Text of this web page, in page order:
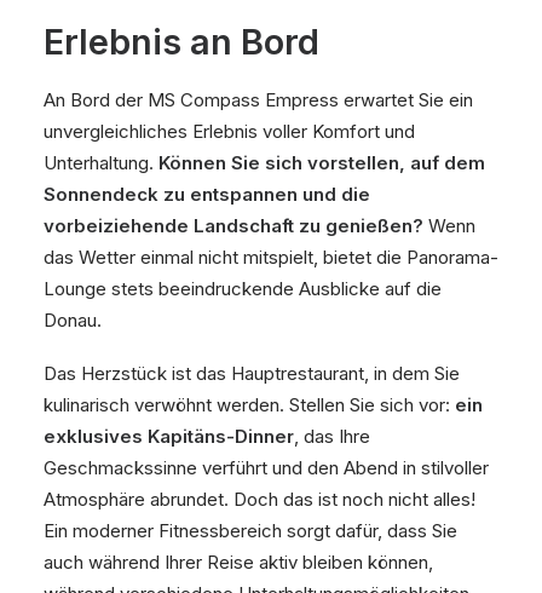
Erlebnis an Bord
An Bord der MS Compass Empress erwartet Sie ein
unvergleichliches Erlebnis voller Komfort und
Unterhaltung. Können Sie sich vorstellen, auf dem
Sonnendeck zu entspannen und die
vorbeiziehende Landschaft zu genießen? Wenn
das Wetter einmal nicht mitspielt, bietet die Panorama-
Lounge stets beeindruckende Ausblicke auf die
Donau.
Das Herzstück ist das Hauptrestaurant, in dem Sie
kulinarisch verwöhnt werden. Stellen Sie sich vor: ein
exklusives Kapitäns-Dinner, das Ihre
Geschmackssinne verführt und den Abend in stilvoller
Atmosphäre abrundet. Doch das ist noch nicht alles!
Ein moderner Fitnessbereich sorgt dafür, dass Sie
auch während Ihrer Reise aktiv bleiben können,